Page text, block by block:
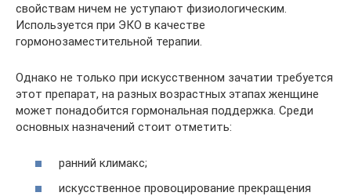
свойствам ничем не уступают физиологическим.
Используется при ЭКО в качестве
гормонозаместительной терапии.
Однако не только при искусственном зачатии требуется
этот препарат, на разных возрастных этапах женщине
может понадобится гормональная поддержка. Среди
основных назначений стоит отметить:
ранний климакс;
искусственное провоцирование прекращения